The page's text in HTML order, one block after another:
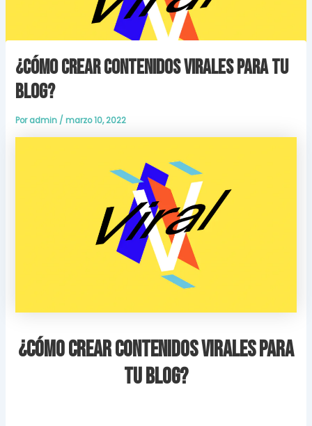
¿Cómo crear contenidos virales para tu
blog?
Poradmin /marzo 10, 2022
¿Cómo crear contenidos virales para
tu blog?